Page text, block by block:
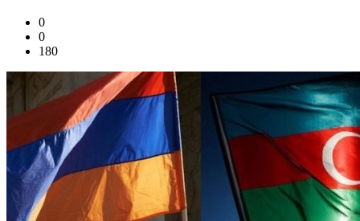
0
0
180